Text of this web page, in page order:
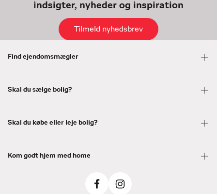
indsigter, nyheder og inspiration
Tilmeld nyhedsbrev
Find ejendomsmægler
Skal du sælge bolig?
Skal du købe eller leje bolig?
Kom godt hjem med home